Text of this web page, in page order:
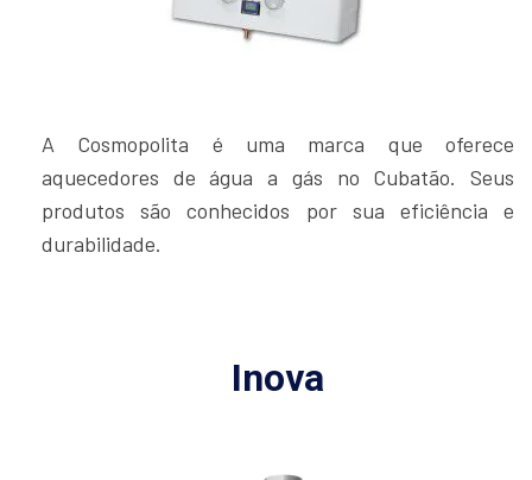
A Cosmopolita é uma marca que oferece
aquecedores de água a gás no Cubatão. Seus
produtos são conhecidos por sua eficiência e
durabilidade.
Inova